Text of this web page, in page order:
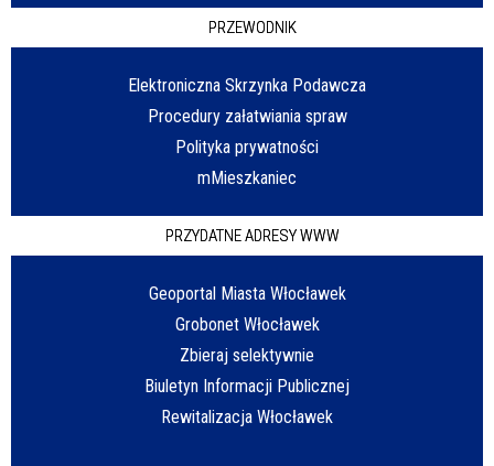
PRZEWODNIK
Elektroniczna Skrzynka Podawcza
Procedury załatwiania spraw
Polityka prywatności
mMieszkaniec
PRZYDATNE ADRESY WWW
Geoportal Miasta Włocławek
Grobonet Włocławek
Zbieraj selektywnie
Biuletyn Informacji Publicznej
Rewitalizacja Włocławek